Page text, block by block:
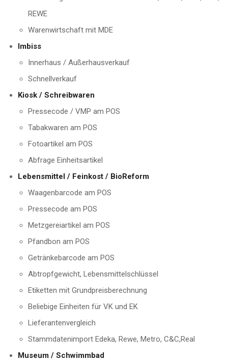
REWE
Warenwirtschaft mit MDE
Imbiss
Innerhaus / Außerhausverkauf
Schnellverkauf
Kiosk / Schreibwaren
Pressecode / VMP am POS
Tabakwaren am POS
Fotoartikel am POS
Abfrage Einheitsartikel
Lebensmittel / Feinkost / BioReform
Waagenbarcode am POS
Pressecode am POS
Metzgereiartikel am POS
Pfandbon am POS
Getränkebarcode am POS
Abtropfgewicht, Lebensmittelschlüssel
Etiketten mit Grundpreisberechnung
Beliebige Einheiten für VK und EK
Lieferantenvergleich
Stammdatenimport Edeka, Rewe, Metro, C&C,Real
Museum / Schwimmbad